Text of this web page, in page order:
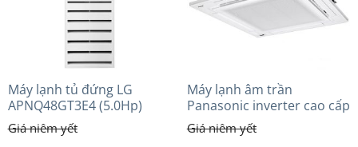
Máy lạnh tủ đứng LG
APNQ48GT3E4 (5.0Hp)
Inverter
Máy lạnh âm trần
Panasonic inverter cao cấp
(2.0 Hp) S-1821PU3HA/U-
18PRH1H5